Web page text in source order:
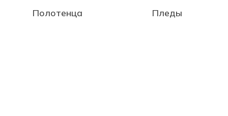
Полотенца Пледы